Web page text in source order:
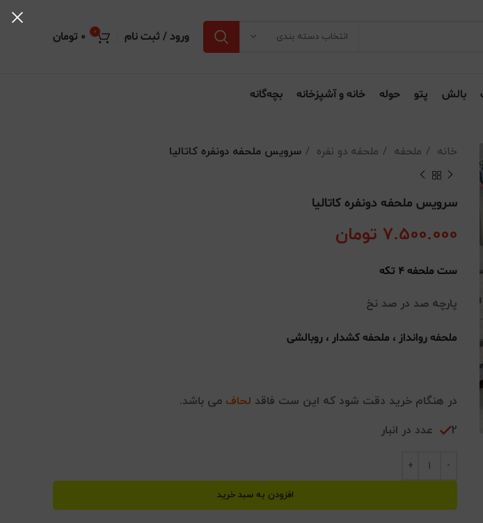
انتخاب دسته بندی ورود / ثبت نام 0
0 تومان
بالش پتو حوله خانه و آشپزخانه بچه‌گانه
خانه ملحفه ملحفه دو نفره سرویس ملحفه دونفره کاتالیا
سرویس ملحفه دونفره کاتالیا
7.500.000 تومان
ست ملحفه 4 تکه
پارچه صد در صد نخ
ملحفه روانداز ، ملحفه کشدار ، روبالشی
در هنگام خرید دقت شود که این ست فاقد لحاف می باشد.
2 عدد در انبار
افزودن به سبد خرید